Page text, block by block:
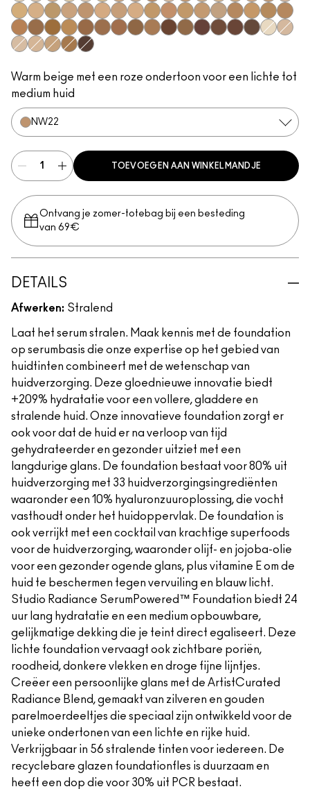
NC5NC10N11NC11NC11.5
NC12NC14.5
N12C4N18NC16NC17NC17.5
NC18NW15NW18N32
NC20NW20
NC25C3.5NW22NW25
NC27C4.5NC30NW30
NC35NC37NC38NW35NC40NC42NW40
NW43NW45NC45NC47NC50NW47
Warm beige met een roze ondertoon voor een lichte tot
medium huid
NW22
TOEVOEGEN AAN WINKELMANDJE
Ontvang je zomer-totebag bij een besteding
van 69€
DETAILS
Afwerken: Stralend
Laat het serum stralen. Maak kennis met de foundation
op serumbasis die onze expertise op het gebied van
huidtinten combineert met de wetenschap van
huidverzorging. Deze gloednieuwe innovatie biedt
+209% hydratatie voor een vollere, gladdere en
stralende huid. Onze innovatieve foundation zorgt er
ook voor dat de huid er na verloop van tijd
gehydrateerder en gezonder uitziet met een
langdurige glans. De foundation bestaat voor 80% uit
huidverzorging met 33 huidverzorgingsingrediënten
waaronder een 10% hyaluronzuuroplossing, die vocht
vasthoudt onder het huidoppervlak. De foundation is
ook verrijkt met een cocktail van krachtige superfoods
voor de huidverzorging, waaronder olijf- en jojoba-olie
voor een gezonder ogende glans, plus vitamine E om de
huid te beschermen tegen vervuiling en blauw licht.
Studio Radiance SerumPowered™ Foundation biedt 24
uur lang hydratatie en een medium opbouwbare,
gelijkmatige dekking die je teint direct egaliseert. Deze
lichte foundation vervaagt ook zichtbare poriën,
roodheid, donkere vlekken en droge fijne lijntjes.
Creëer een persoonlijke glans met de ArtistCurated
Radiance Blend, gemaakt van zilveren en gouden
parelmoerdeeltjes die speciaal zijn ontwikkeld voor de
unieke ondertonen van een lichte en rijke huid.
Verkrijgbaar in 56 stralende tinten voor iedereen. De
recyclebare glazen foundationfles is duurzaam en
heeft een dop die voor 30% uit PCR bestaat.